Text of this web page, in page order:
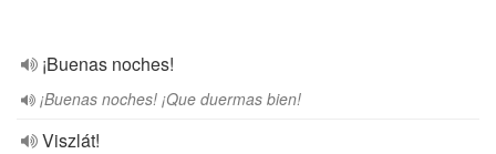
¡Buenas noches!
¡Buenas noches! ¡Que duermas bien!
Viszlát!